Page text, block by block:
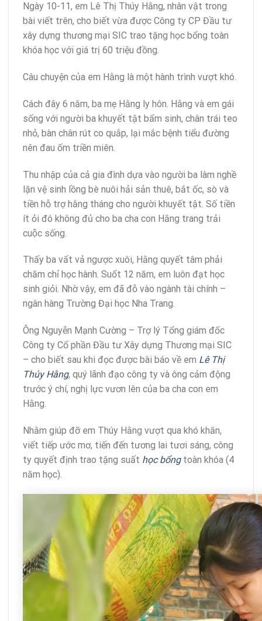
Ngày 10-11, em Lê Thị Thúy Hằng, nhân vật trong
bài viết trên, cho biết vừa được Công ty CP Đầu tư
xây dựng thương mại SIC trao tặng học bổng toàn
khóa học với giá trị 60 triệu đồng.
Câu chuyện của em Hằng là một hành trình vượt khó.
Cách đây 6 năm, ba mẹ Hằng ly hôn. Hằng và em gái
sống với người ba khuyết tật bẩm sinh, chân trái teo
nhỏ, bàn chân rút co quắp, lại mắc bệnh tiểu đường
nên đau ốm triền miên.
Thu nhập của cả gia đình dựa vào người ba làm nghề
lặn vệ sinh lồng bè nuôi hải sản thuê, bắt ốc, sò và
tiền hỗ trợ hằng tháng cho người khuyết tật. Số tiền
ít ỏi đó không đủ cho ba cha con Hằng trang trải
cuộc sống.
Thấy ba vất vả ngược xuôi, Hằng quyết tâm phải
chăm chỉ học hành. Suốt 12 năm, em luôn đạt học
sinh giỏi. Nhờ vậy, em đã đỗ vào ngành tài chính –
ngân hàng Trường Đại học Nha Trang.
Ông Nguyễn Mạnh Cường – Trợ lý Tổng giám đốc
Công ty Cổ phần Đầu tư Xây dựng Thương mại SIC
– cho biết sau khi đọc được bài báo về em Lê Thị
Thúy Hằng, quý lãnh đạo công ty và ông cảm động
trước ý chí, nghị lực vươn lên của ba cha con em
Hằng.
Nhằm giúp đỡ em Thúy Hằng vượt qua khó khăn,
viết tiếp ước mơ, tiến đến tương lai tươi sáng, công
ty quyết định trao tặng suất học bổngtoàn khóa (4
năm học).